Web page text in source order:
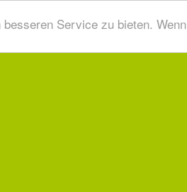
Service zu bieten. Wenn